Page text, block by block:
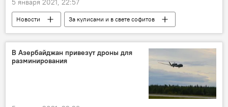
Новости
За кулисами и в свете софитов
Азербайджан
Культура
ЖИЗНЬ
Карабах
В Азербайджан привезут дроны для
разминирования